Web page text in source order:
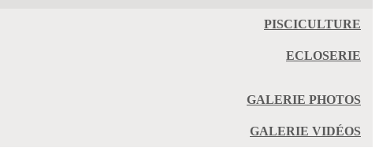
PISCICULTURE
ECLOSERIE
GALERIE PHOTOS
GALERIE VIDÉOS